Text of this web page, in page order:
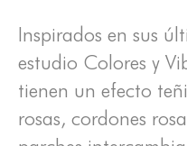
Inspirados en sus
estudio Colores y
tienen un efecto
rosas, cordones